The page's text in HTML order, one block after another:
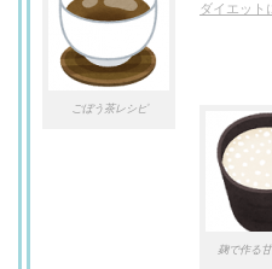
ごぼう茶レシピ
ダイエット
麹で作る